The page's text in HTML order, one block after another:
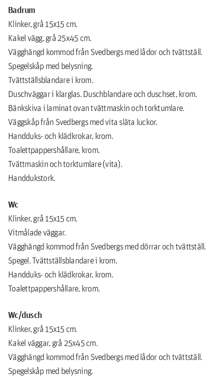
Badrum
Klinker, grå 15x15 cm.
Kakel vägg, grå 25x45 cm.
Vägghängd kommod från Svedbergs med lådor och tvättställ.
Spegelskåp med belysning.
Tvättställsblandare i krom.
Duschväggar i klarglas. Duschblandare och duschset, krom.
Bänkskiva i laminat ovan tvättmaskin och torktumlare.
Väggskåp från Svedbergs med vita släta luckor.
Handduks- och klädkrokar, krom.
Toalettpappershållare, krom.
Tvättmaskin och torktumlare (vita).
Handdukstork.
Wc
Klinker, grå 15x15 cm.
Vitmålade väggar.
Vägghängd kommod från Svedbergs med dörrar och tvättställ.
Spegel. Tvättställsblandare i krom.
Handduks- och klädkrokar, krom.
Toalettpappershållare, krom.
Wc/dusch
Klinker, grå 15x15 cm.
Kakel väggar, grå 25x45 cm.
Vägghängd kommod från Svedbergs med lådor och tvättställ.
Spegelskåp med belysning.